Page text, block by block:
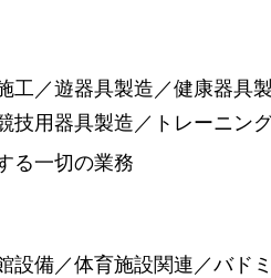
工／遊器具製造／健康器具
技用器具製造／トレーニン
る一切の業務
設備／体育施設関連／バド